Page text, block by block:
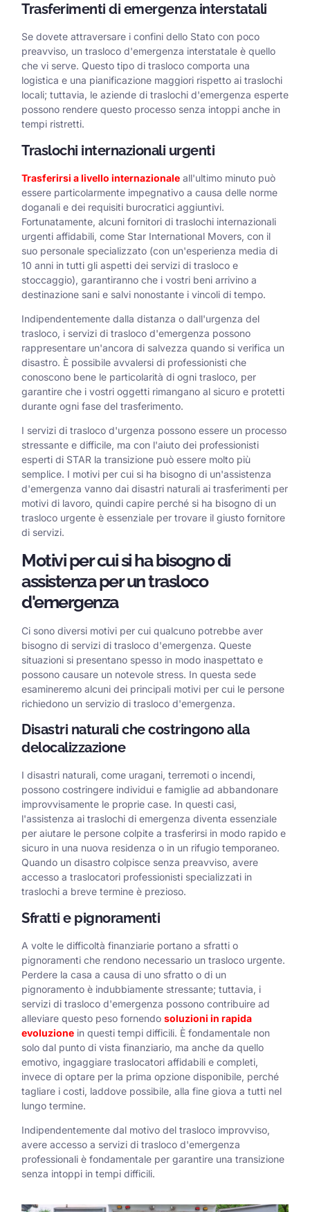
Trasferimenti di emergenza interstatali
Se dovete attraversare i confini dello Stato con poco
preavviso, un trasloco d'emergenza interstatale è quello
che vi serve. Questo tipo di trasloco comporta una
logistica e una pianificazione maggiori rispetto ai traslochi
locali; tuttavia, le aziende di traslochi d'emergenza esperte
possono rendere questo processo senza intoppi anche in
tempi ristretti.
Traslochi internazionali urgenti
Trasferirsi a livello internazionale all'ultimo minuto può
essere particolarmente impegnativo a causa delle norme
doganali e dei requisiti burocratici aggiuntivi.
Fortunatamente, alcuni fornitori di traslochi internazionali
urgenti affidabili, come Star International Movers, con il
suo personale specializzato (con un'esperienza media di
10 anni in tutti gli aspetti dei servizi di trasloco e
stoccaggio), garantiranno che i vostri beni arrivino a
destinazione sani e salvi nonostante i vincoli di tempo.
Indipendentemente dalla distanza o dall'urgenza del
trasloco, i servizi di trasloco d'emergenza possono
rappresentare un'ancora di salvezza quando si verifica un
disastro. È possibile avvalersi di professionisti che
conoscono bene le particolarità di ogni trasloco, per
garantire che i vostri oggetti rimangano al sicuro e protetti
durante ogni fase del trasferimento.
I servizi di trasloco d'urgenza possono essere un processo
stressante e difficile, ma con l'aiuto dei professionisti
esperti di STAR la transizione può essere molto più
semplice. I motivi per cui si ha bisogno di un'assistenza
d'emergenza vanno dai disastri naturali ai trasferimenti per
motivi di lavoro, quindi capire perché si ha bisogno di un
trasloco urgente è essenziale per trovare il giusto fornitore
di servizi.
Motivi per cui si ha bisogno di
assistenza per un trasloco
d'emergenza
Ci sono diversi motivi per cui qualcuno potrebbe aver
bisogno di servizi di trasloco d'emergenza. Queste
situazioni si presentano spesso in modo inaspettato e
possono causare un notevole stress. In questa sede
esamineremo alcuni dei principali motivi per cui le persone
richiedono un servizio di trasloco d'emergenza.
Disastri naturali che costringono alla
delocalizzazione
I disastri naturali, come uragani, terremoti o incendi,
possono costringere individui e famiglie ad abbandonare
improvvisamente le proprie case. In questi casi,
l'assistenza ai traslochi di emergenza diventa essenziale
per aiutare le persone colpite a trasferirsi in modo rapido e
sicuro in una nuova residenza o in un rifugio temporaneo.
Quando un disastro colpisce senza preavviso, avere
accesso a traslocatori professionisti specializzati in
traslochi a breve termine è prezioso.
Sfratti e pignoramenti
A volte le difficoltà finanziarie portano a sfratti o
pignoramenti che rendono necessario un trasloco urgente.
Perdere la casa a causa di uno sfratto o di un
pignoramento è indubbiamente stressante; tuttavia, i
servizi di trasloco d'emergenza possono contribuire ad
alleviare questo peso fornendo soluzioni in rapida
evoluzione in questi tempi difficili. È fondamentale non
solo dal punto di vista finanziario, ma anche da quello
emotivo, ingaggiare traslocatori affidabili e completi,
invece di optare per la prima opzione disponibile, perché
tagliare i costi, laddove possibile, alla fine giova a tutti nel
lungo termine.
Indipendentemente dal motivo del trasloco improvviso,
avere accesso a servizi di trasloco d'emergenza
professionali è fondamentale per garantire una transizione
senza intoppi in tempi difficili.